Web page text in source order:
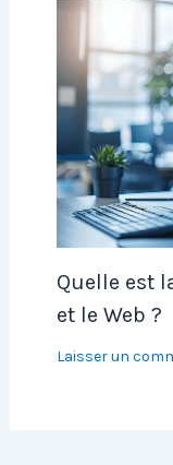
Quelle est
et le Web ?
Laisser un